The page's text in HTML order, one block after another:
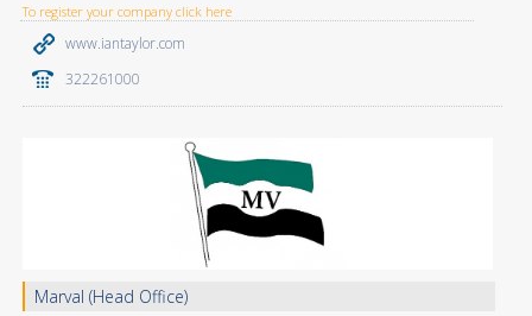
To register your company click here
www.iantaylor.com
322261000
Marval (Head Office)